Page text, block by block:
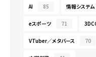
AI 85 情報システム
eスポーツ 71
VTuber／メタバース 70